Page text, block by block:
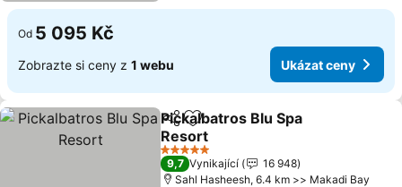
Od 5 095 Kč
Zobrazte si ceny z 1 webu Ukázat ceny
SdíletPřidat na seznam oblíbených
Pickalbatros Blu Spa
Resort
Ukázat ceny
5 Počet hvězdiček
9,7 Vynikající
16 948
Sahl Hasheesh, 6.4 km >> Makadi Bay